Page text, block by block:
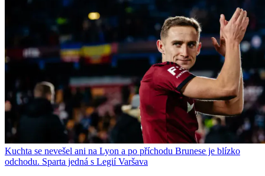
Kuchta se nevešel ani na Lyon a po příchodu Brunese je blízko
odchodu. Sparta jedná s Legií Varšava